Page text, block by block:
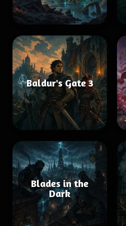
Baldur's Gate 3
Blades in the
Dark